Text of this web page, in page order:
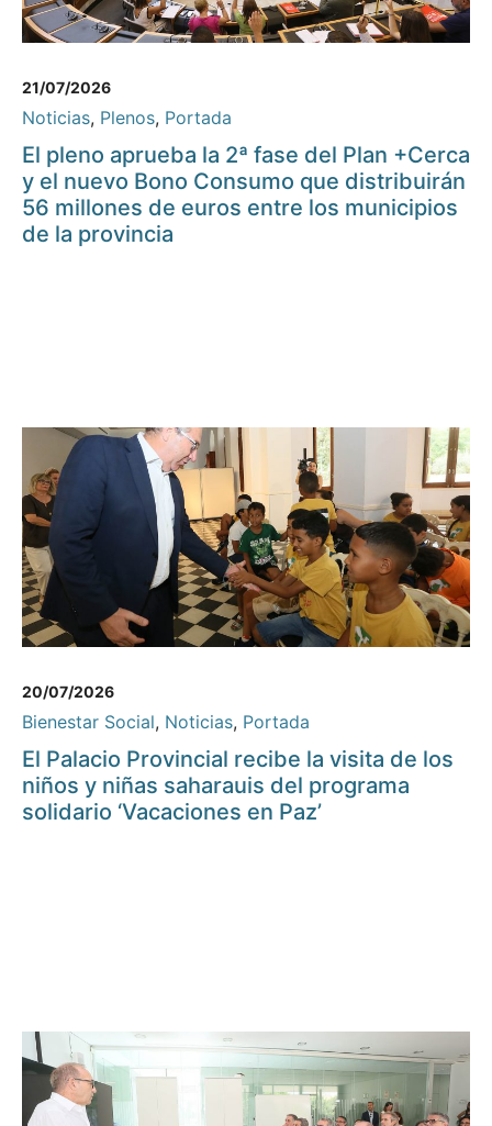
21/07/2026
Noticias, Plenos, Portada
El pleno aprueba la 2ª fase del Plan +Cerca
y el nuevo Bono Consumo que distribuirán
56 millones de euros entre los municipios
de la provincia
20/07/2026
Bienestar Social, Noticias, Portada
El Palacio Provincial recibe la visita de los
niños y niñas saharauis del programa
solidario ‘Vacaciones en Paz’